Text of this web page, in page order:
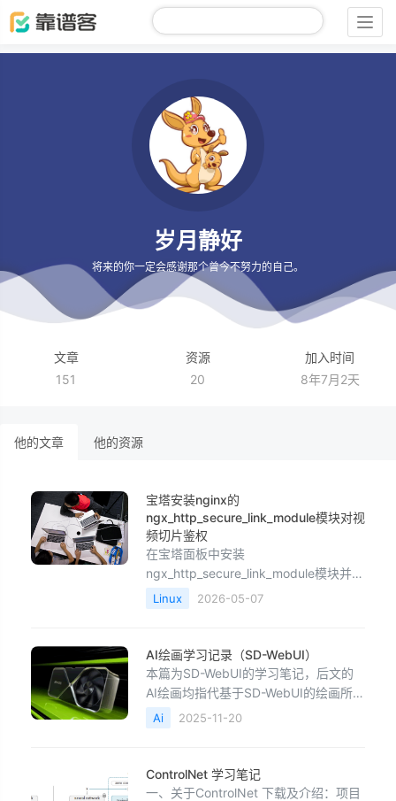
岁月静好
将来的你一定会感谢那个曾今不努力的自己。
文章
151
资源
20
加入时间
8年7月2天
他的文章 他的资源
宝塔安装nginx的
ngx_http_secure_link_module模块对视
频切片鉴权
在宝塔面板中安装
ngx_http_secure_link_module模块并配
置Nginx鉴权，最核心的一点是：
secure_link模块是Nginx官方模块，宝
你通过“编译安装”的方式重新添加该模
块。下面是在宝塔环境中逐步实现这一
功能的具体操作方法。第一步：编
Linux 2026-05-07
AI绘画学习记录（SD-WebUI）
本篇为SD-WebUI的学习笔记，后文的
AI绘画均指代基于SD-WebUI的绘画所
用到的软件来源于秋叶aaaki SD-webui
一键包。原版开源项目：GitHub -
webui: Stable Diffusion web UI毕竟是
学
Ai 2025-11-20
ControlNet 学习笔记
一、关于ControlNet 下载及介绍：项目